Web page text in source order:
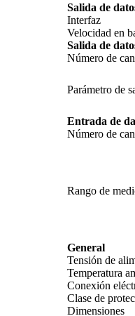
Salida de
Interfaz
Velocidad en
Salida de
Número de
Parámetro de
Entrada de
Número de
Rango de
General
Tensión de
Temperatura
Conexión
Clase de
Dimensiones